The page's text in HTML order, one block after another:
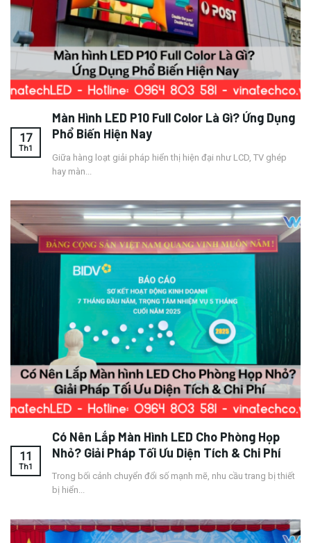
Màn Hình LED P10 Full Color Là Gì? Ứng Dụng
Phổ Biến Hiện Nay
Giữa hàng loạt giải pháp hiển thị hiện đại như LCD, TV ghép
hay màn...
17
Th1
Có Nên Lắp Màn Hình LED Cho Phòng Họp
Nhỏ? Giải Pháp Tối Ưu Diện Tích & Chi Phí
Trong bối cảnh chuyển đổi số mạnh mẽ, nhu cầu trang bị thiết
bị hiển...
11
Th1